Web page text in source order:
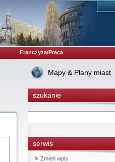
Franczyza/Praca
Mapy & Plany miast
szukanie
serwis
Zmień wpis